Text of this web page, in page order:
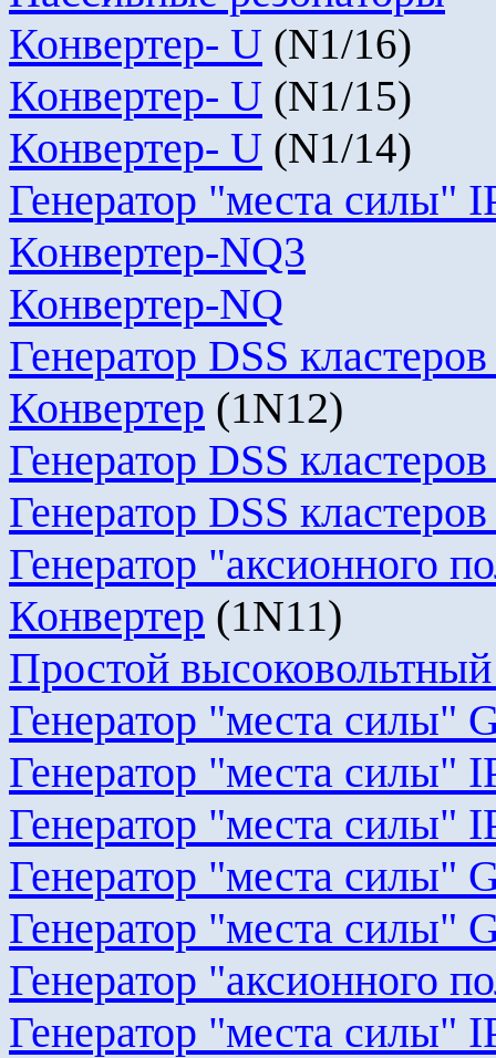
Конвертер- U (N1/16)
Конвертер- U (N1/15)
Конвертер- U (N1/14)
Генератор "места силы"
Конвертер-NQ3
Конвертер-NQ
Генератор DSS
Конвертер (1N12)
Генератор DSS
Генератор DSS
Генератор "аксионного
Конвертер (1N11)
Простой
Генератор "места силы"
Генератор "места силы"
Генератор "места силы"
Генератор "места силы"
Генератор "места силы"
Генератор "аксионного
Генератор "места силы"